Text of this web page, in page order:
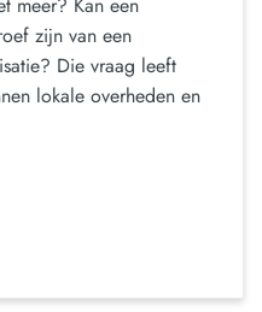
zijn van een
Die vraag leeft
lokale overheden en